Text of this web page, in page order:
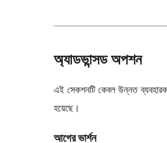
অ্যাডভান্সড অপশন
এই সেকশনটি কেবল উন্নত
হয়েছে।
আগের ভার্শন